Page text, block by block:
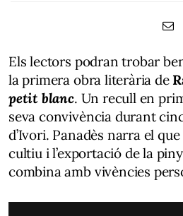
Els lectors podran trobar
la primera obra literària de
petit blanc. Un recull en
seva convivència durant
d’Ivori. Panadès narra el
cultiu i l’exportació de la
combina amb vivències